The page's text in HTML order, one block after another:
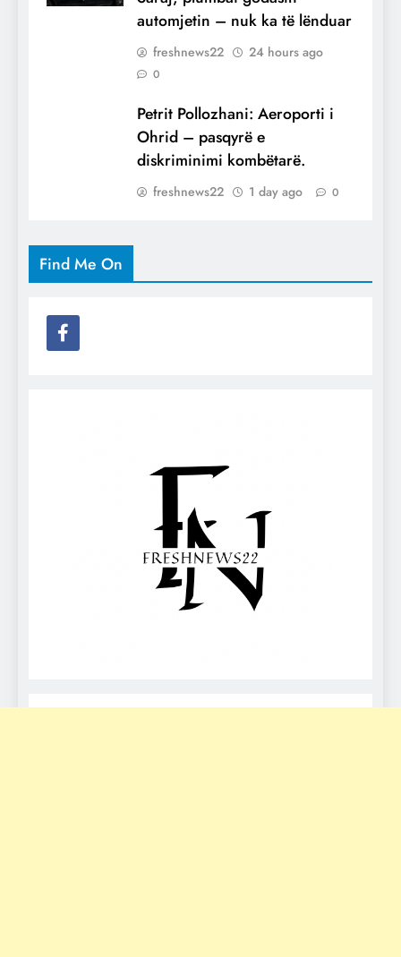
automjetin – nuk ka të lënduar
freshnews22 24 hours ago
0
Petrit Pollozhani: Aeroporti i
Ohrid – pasqyrë e
diskriminimi kombëtarë.
freshnews22 1 day ago 0
Find Me On